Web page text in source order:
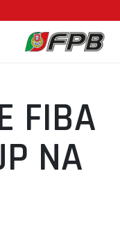
FIBA
NA